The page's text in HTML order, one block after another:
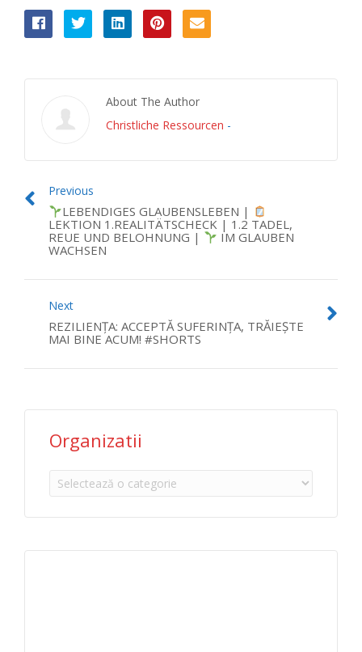
About The Author
Christliche Ressourcen -
Previous
LEBENDIGES GLAUBENSLEBEN |
LEKTION 1.REALITÄTSCHECK | 1.2 TADEL,
REUE UND BELOHNUNG |
IM GLAUBEN
WACHSEN
Next
REZILIENȚA: ACCEPTĂ SUFERINȚA, TRĂIEȘTE
MAI BINE ACUM! #SHORTS
Organizatii
Organizatii